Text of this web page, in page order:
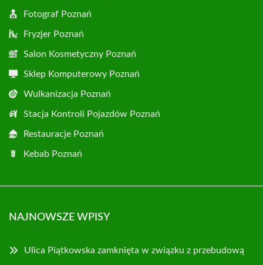
Fotograf Poznań
Fryzjer Poznań
Salon Kosmetyczny Poznań
Sklep Komputerowy Poznań
Wulkanizacja Poznań
Stacja Kontroli Pojazdów Poznań
Restauracje Poznań
Kebab Poznań
NAJNOWSZE WPISY
Ulica Piątkowska zamknięta w związku z przebudową